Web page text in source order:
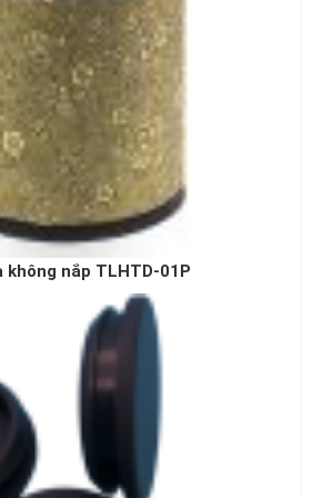
nắp TLHTD-01P